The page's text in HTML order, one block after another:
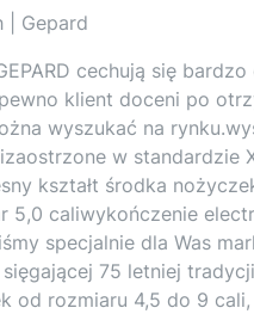
| Gepard
cechują się
klient doceni po
wyszukać na
w standardzie
kształt środka
5,0 caliwykończenie
specjalnie dla Was
75 letniej
od rozmiaru 4,5 do 9